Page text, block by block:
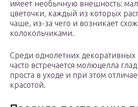
имеет необычную внешность:
цветочки, каждый из которых
чаше, из-за чего и возникает
колокольчиками.
Среди однолетних декоративных
часто встречается молюцелла
проста в уходе и при этом
красотой.